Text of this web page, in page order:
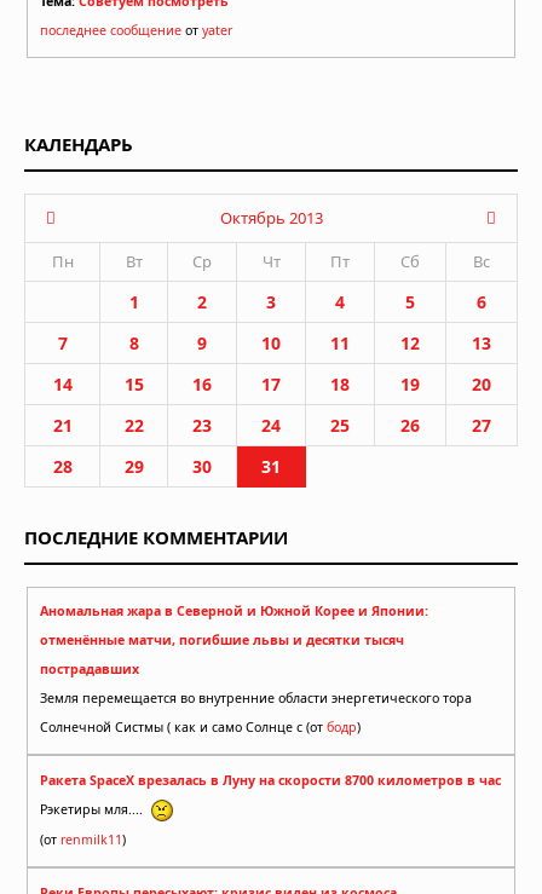
последнее сообщение от yater
КАЛЕНДАРЬ
Октябрь 2013
Пн
Вт Ср Чт Пт Сб Вс
1 2 3 4 5
6
7
8 9 10 11 12
13
14
15 16 17 18 19
20
21
22 23 24 25 26
27
28
29 30 31
ПОСЛЕДНИЕ КОММЕНТАРИИ
Аномальная жара в Северной и Южной Корее и Японии:
отменённые матчи, погибшие львы и десятки тысяч
пострадавших
Земля перемещается во внутренние области энергетического тора
Солнечной Систмы ( как и само Солнце с (от бодр)
Ракета SpaceX врезалась в Луну на скорости 8700 километров в час
Рэкетиры мля....
(от renmilk11)